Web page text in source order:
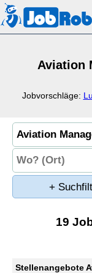
Aviation
Jobvorschläge:
+
19
Stellenangebote